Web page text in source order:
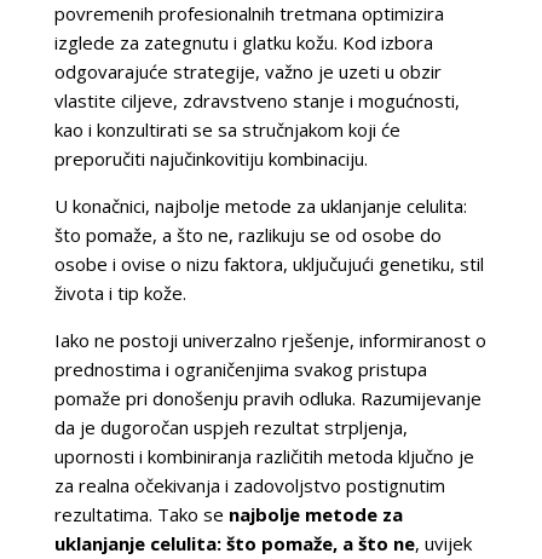
povremenih profesionalnih tretmana optimizira
izglede za zategnutu i glatku kožu. Kod izbora
odgovarajuće strategije, važno je uzeti u obzir
vlastite ciljeve, zdravstveno stanje i mogućnosti,
kao i konzultirati se sa stručnjakom koji će
preporučiti najučinkovitiju kombinaciju.
U konačnici, najbolje metode za uklanjanje celulita:
što pomaže, a što ne, razlikuju se od osobe do
osobe i ovise o nizu faktora, uključujući genetiku, stil
života i tip kože.
Iako ne postoji univerzalno rješenje, informiranost o
prednostima i ograničenjima svakog pristupa
pomaže pri donošenju pravih odluka. Razumijevanje
da je dugoročan uspjeh rezultat strpljenja,
upornosti i kombiniranja različitih metoda ključno je
za realna očekivanja i zadovoljstvo postignutim
rezultatima. Tako se najbolje metode za
uklanjanje celulita: što pomaže, a što ne, uvijek